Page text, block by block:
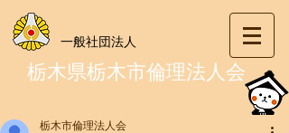
一般社団法人
栃木県栃木市倫理法人会
栃木市倫理法人会